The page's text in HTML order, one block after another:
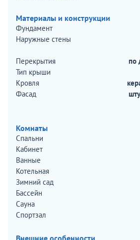
Материалы и конструкции
Фундамент
Наружные стены
Перекрытия
по
Тип крыши
Кровля
Фасад
Комнаты
Спальни
Кабинет
Ванные
Котельная
Зимний сад
Бассейн
Сауна
Спортзал
Внешние особенности